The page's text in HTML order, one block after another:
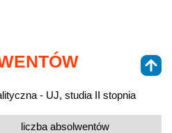
- UJ, studia II stopnia
liczba absolwentów